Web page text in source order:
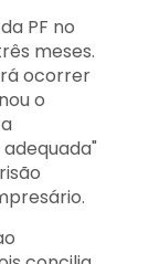
PF no
meses.
ocorrer
o